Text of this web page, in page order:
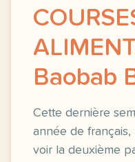
Baobab
Cette dernière
année de
voir la deuxième